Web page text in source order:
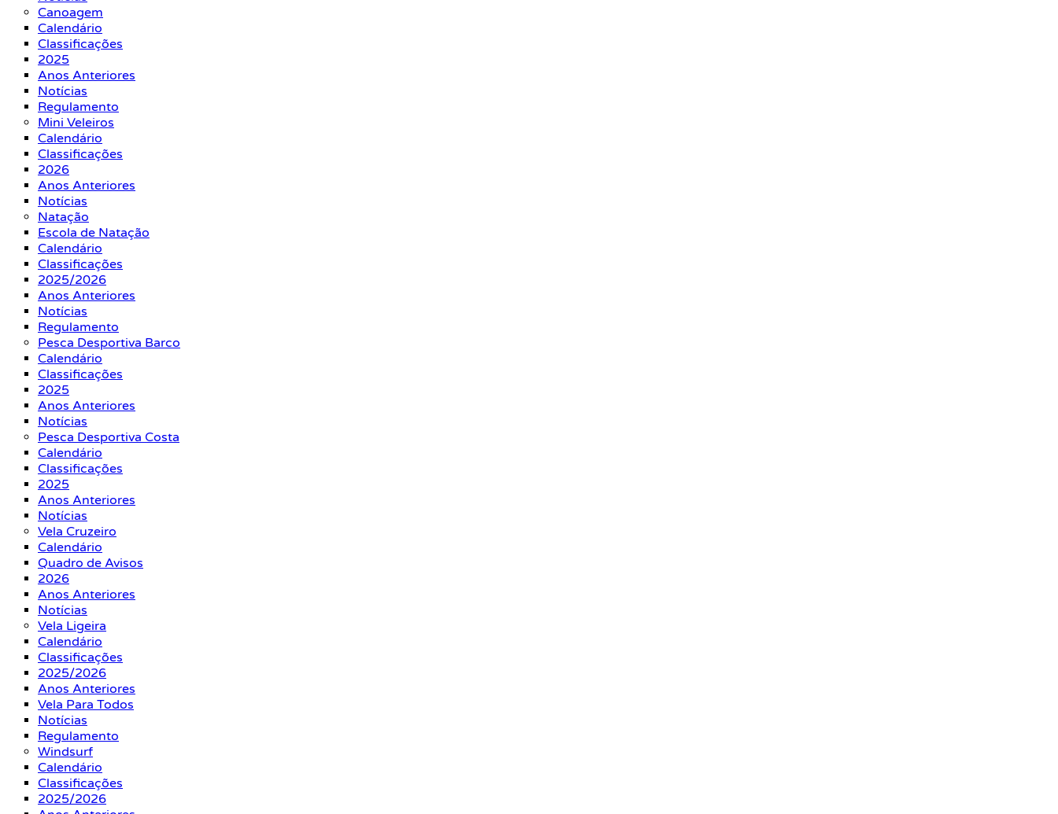
Canoagem
Calendário
Classificações
2025
Anos Anteriores
Notícias
Regulamento
Mini Veleiros
Calendário
Classificações
2026
Anos Anteriores
Notícias
Natação
Escola de Natação
Calendário
Classificações
2025/2026
Anos Anteriores
Notícias
Regulamento
Pesca Desportiva Barco
Calendário
Classificações
2025
Anos Anteriores
Notícias
Pesca Desportiva Costa
Calendário
Classificações
2025
Anos Anteriores
Notícias
Vela Cruzeiro
Calendário
Quadro de Avisos
2026
Anos Anteriores
Notícias
Vela Ligeira
Calendário
Classificações
2025/2026
Anos Anteriores
Vela Para Todos
Notícias
Regulamento
Windsurf
Calendário
Classificações
2025/2026